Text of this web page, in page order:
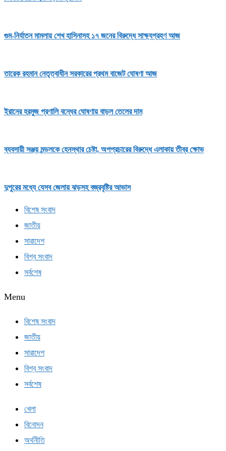
গুম-নির্যাতন মামলায় শেখ হাসিনাসহ ১৭ জনের বিরুদ্ধে সাক্ষ্যগ্রহণ আজ
তারেক রহমান নেতৃত্বাধীন সরকারের প্রথম বাজেট ঘোষণা আজ
ইরানের হরমুজ প্রণালি বন্ধের ঘোষণায় বাড়ল তেলের দাম
ব্যবসায়ী সঞ্জয় মন্ডলকে হেনস্থার চেষ্টা, অপপ্রচারের বিরুদ্ধে এলাকায় তীব্র ক্ষোভ
দুপুরের মধ্যে যেসব জেলায় ঝড়সহ বজ্রবৃষ্টির আভাস
বিশেষ সংবাদ
জাতীয়
সারাদেশ
বিশ্ব সংবাদ
সর্বশেষ
Menu
বিশেষ সংবাদ
জাতীয়
সারাদেশ
বিশ্ব সংবাদ
সর্বশেষ
খেলা
বিনোদন
অর্থনীতি